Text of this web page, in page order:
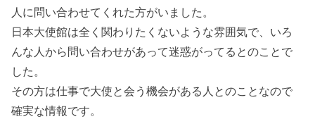
人に問い合わせてくれた方がいました。
日本大使館は全く関わりたくないような雰囲気で、いろ
んな人から問い合わせがあって迷惑がってるとのことで
した。
その方は仕事で大使と会う機会がある人とのことなので
確実な情報です。